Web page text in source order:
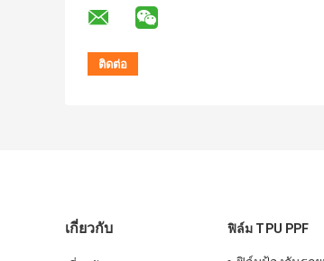
เกี่ยวกับ ฟิล์ม TPU PPF